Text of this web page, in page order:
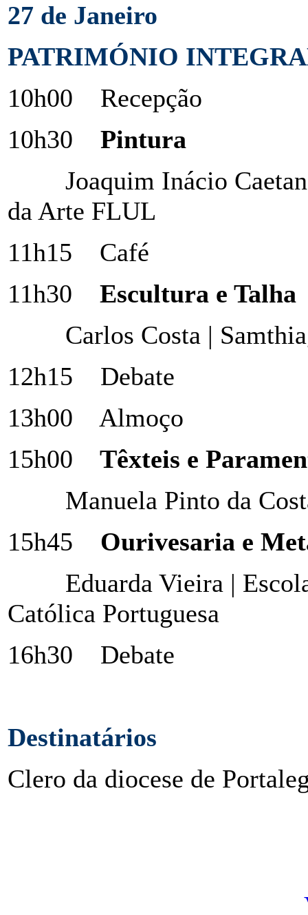
27 de Janeiro
PATRIMÓNIO
10h00 Recepção
10h30 Pintura
Joaquim Inácio
da Arte FLUL
11h15 Café
11h30 Escultura e Talha
Carlos Costa |
12h15 Debate
13h00 Almoço
15h00
Têxteis e
Manuela Pinto da
15h45
Ourivesaria e
Eduarda Vieira |
Católica Portuguesa
16h30 Debate
Destinatários
Clero da diocese de